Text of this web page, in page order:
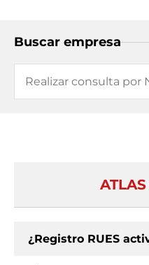
Buscar empresa
¿Registro RUES